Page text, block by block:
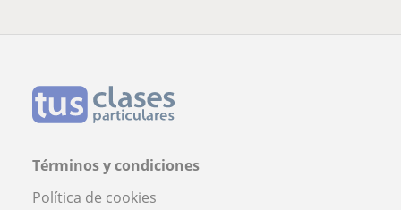
Términos y condiciones
Política de cookies